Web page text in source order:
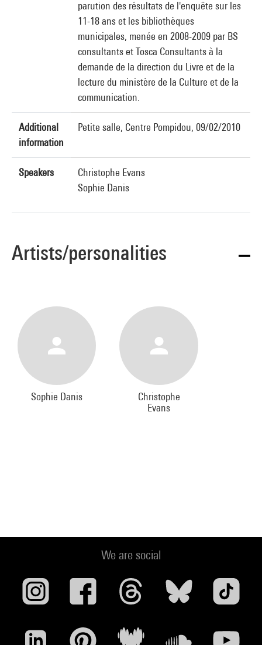
parution des résultats de l'enquête sur les
11-18 ans et les bibliothèques
municipales, menée en 2008-2009 par BS
consultants et Tosca Consultants à la
demande de la direction du Livre et de la
lecture du ministère de la Culture et de la
communication.
Additional
information
Petite salle, Centre Pompidou, 09/02/2010
Speakers
Christophe Evans
Sophie Danis
Artists/personalities
Sophie Danis
Christophe
Evans
We are social